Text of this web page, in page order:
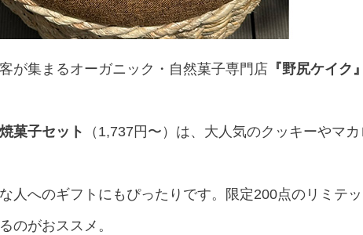
が集まるオーガニック・自然菓子専門店 『野尻ケイク
菓子セット
（1,737円〜）は、大人気のクッキーやマ
人へのギフトにもぴったりです。限定200点のリミテ
のがおススメ。